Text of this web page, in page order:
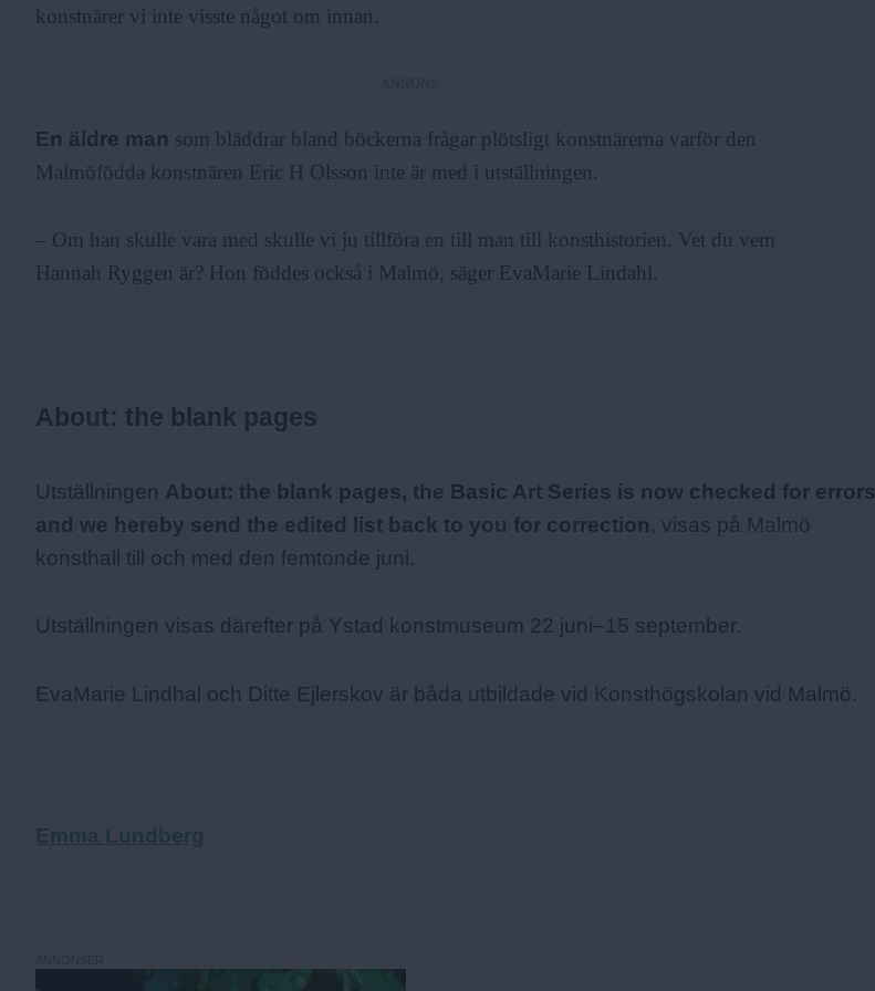
konstnärer vi inte visste något om innan.
En äldre man som bläddrar bland böckerna frågar plötsligt konstnärerna varför den
Malmöfödda konstnären Eric H Olsson inte är med i utställningen.
– Om han skulle vara med skulle vi ju tillföra en till man till konsthistorien. Vet du vem
Hannah Ryggen är? Hon föddes också i Malmö, säger EvaMarie Lindahl.
Fakta:
About: the blank pages
Utställningen About: the blank pages, the Basic Art Series is now checked for errors
and we hereby send the edited list back to you for correction, visas på Malmö
konsthall till och med den femtonde juni.
Utställningen visas därefter på Ystad konstmuseum 22 juni–15 september.
EvaMarie Lindhal och Ditte Ejlerskov är båda utbildade vid Konsthögskolan vid Malmö.
Emma Lundberg